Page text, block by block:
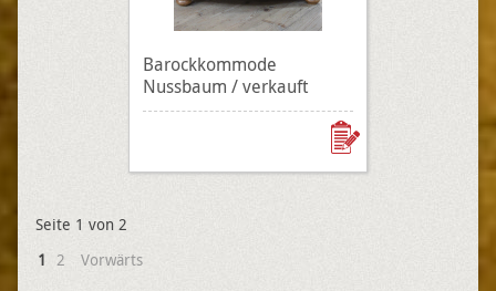
Barockkommode
Nussbaum / verkauft
Seite 1 von 2
1 2 Vorwärts